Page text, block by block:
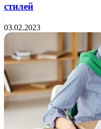
стилей
03.02.2023